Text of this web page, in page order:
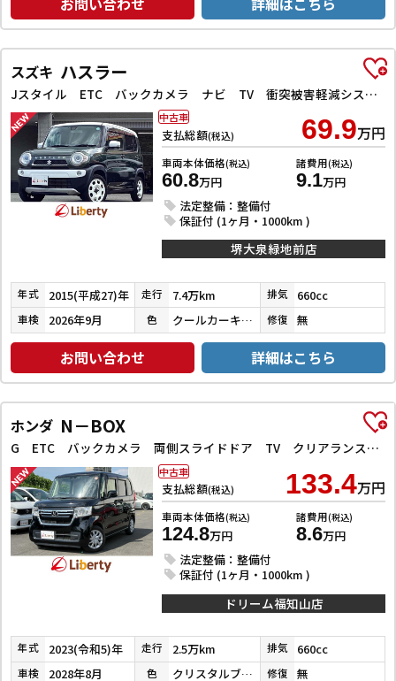
スズキ ハスラー
Jスタイル ETC バックカメラ ナビ TV 衝突被害軽減システム オートライト スマートキー アイドリングストップ 電動格納ミラー シートヒーター ベンチシート CVT ESC CD DVD再生
支払総額(税込) 69.9万円
車両本体価格(税込)
60.8万円
諸費用(税込)
9.1万円
法定整備：整備付
保証付 (1ヶ月・1000km )
中古車
堺大泉緑地前店
年式 2015(平成27)年 走行 7.4万km 排気 660cc
車検 2026年9月 色 クールカーキパールメタリック／ホワイト 修復 無
お問い合わせ 詳細はこちら
ホンダ N－BOX
G ETC バックカメラ 両側スライドドア TV クリアランスソナー オートクルーズコントロール レーンアシスト 衝突被害軽減システム オートライト LEDヘッドランプ スマートキー
支払総額(税込) 133.4万円
車両本体価格(税込)
124.8万円
諸費用(税込)
8.6万円
法定整備：整備付
保証付 (1ヶ月・1000km )
中古車
ドリーム福知山店
年式 2023(令和5)年 走行 2.5万km 排気 660cc
車検 2028年8月 色 クリスタルブラックパール 修復 無